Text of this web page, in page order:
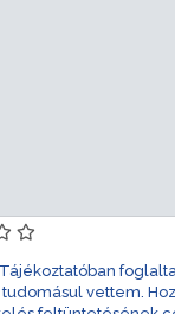
vettem.